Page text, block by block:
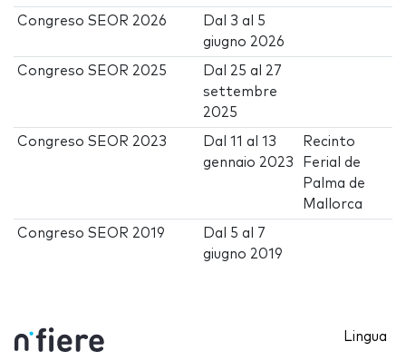
Congreso SEOR 2026 Dal 3 al 5
giugno 2026
Congreso SEOR 2025 Dal 25 al 27
settembre
2025
Congreso SEOR 2023 Dal11 al13
gennaio 2023
Recinto
Ferial de
Palma de
Mallorca
Congreso SEOR 2019 Dal 5 al
7
giugno 2019
Lingua